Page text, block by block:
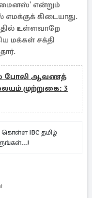
மைனஸ்' என்றும்
கிடையாது.
உள்ளவாறே
மக்கள் சக்தி
போலி ஆவணத்
முற்றுகை: 3
கொள்ள IBC தமிழ்